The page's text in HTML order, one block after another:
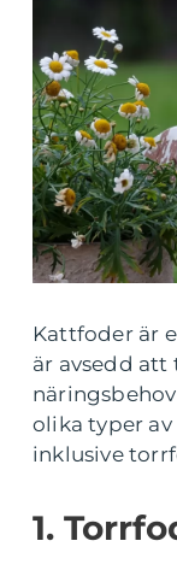
Kattfoder är
är avsedd
olika typer
inklusive
1.